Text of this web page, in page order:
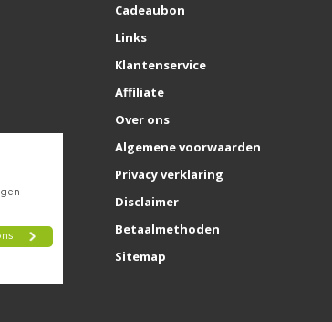
Cadeaubon
Links
Klantenservice
Affiliate
Over ons
Algemene voorwaarden
Privacy verklaring
Disclaimer
Betaalmethoden
Sitemap